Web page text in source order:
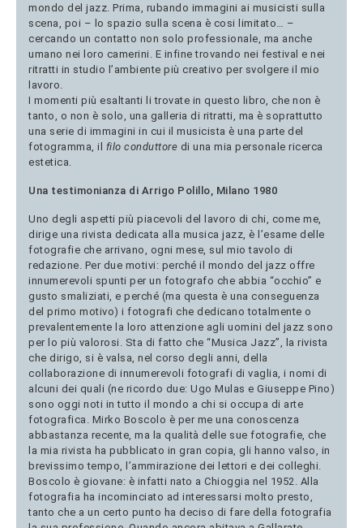
mondo del jazz. Prima, rubando immagini ai musicisti sulla
scena, poi – lo spazio sulla scena è cosi limitato… –
cercando un contatto non solo professionale, ma anche
umano nei loro camerini. E infine trovando nei festival e nei
ritratti in studio l’ambiente più creativo per svolgere il mio
lavoro.
I momenti più esaltanti li trovate in questo libro, che non è
tanto, o non è solo, una galleria di ritratti, ma è soprattutto
una serie di immagini in cui il musicista è una parte del
fotogramma, il filo conduttore di una mia personale ricerca
estetica.
Una testimonianza di Arrigo Polillo, Milano 1980
Uno degli aspetti più piacevoli del lavoro di chi, come me,
dirige una rivista dedicata alla musica jazz, è l’esame delle
fotografie che arrivano, ogni mese, sul mio tavolo di
redazione. Per due motivi: perché il mondo del jazz offre
innumerevoli spunti per un fotografo che abbia “occhio” e
gusto smaliziati, e perché (ma questa è una conseguenza
del primo motivo) i fotografi che dedicano totalmente o
prevalentemente la loro attenzione agli uomini del jazz sono
per lo più valorosi. Sta di fatto che “Musica Jazz”, la rivista
che dirigo, si è valsa, nel corso degli anni, della
collaborazione di innumerevoli fotografi di vaglia, i nomi di
alcuni dei quali (ne ricordo due: Ugo Mulas e Giuseppe Pino)
sono oggi noti in tutto il mondo a chi si occupa di arte
fotografica. Mirko Boscolo è per me una conoscenza
abbastanza recente, ma la qualità delle sue fotografie, che
la mia rivista ha pubblicato in gran copia, gli hanno valso, in
brevissimo tempo, l’ammirazione dei lettori e dei colleghi.
Boscolo è giovane: è infatti nato a Chioggia nel 1952. Alla
fotografia ha incominciato ad interessarsi molto presto,
tanto che a un certo punto ha deciso di fare della fotografia